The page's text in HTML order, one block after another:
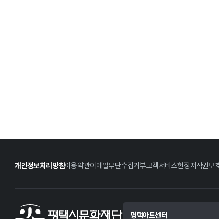
개인정보처리방침이용약관이메일무단수집거부고객서비스헌장저작권보
평택아트센터